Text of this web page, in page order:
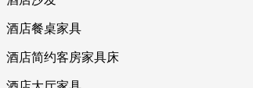
酒店餐桌家具
酒店简约客房家具床